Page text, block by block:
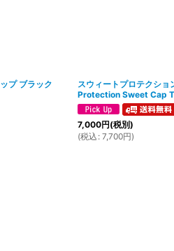
プ ブラック
スウィートプロテクシ
Protection Sweet Cap
7,000円(税別)
(税込 : 7,700円)